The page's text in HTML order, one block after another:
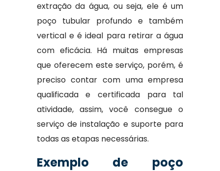
extração da água, ou seja, ele é um
poço tubular profundo e também
vertical e é ideal para retirar a água
com eficácia. Há muitas empresas
que oferecem este serviço, porém, é
preciso contar com uma empresa
qualificada e certificada para tal
atividade, assim, você consegue o
serviço de instalação e suporte para
todas as etapas necessárias.
Exemplo de poço